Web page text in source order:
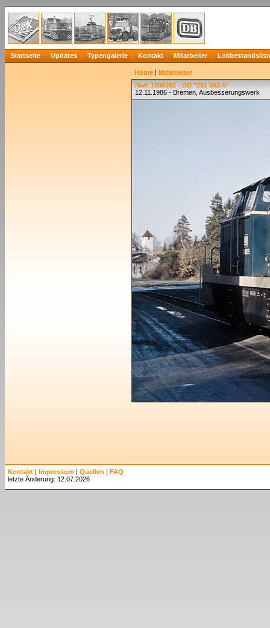
Startseite Updates Typengalerie Kontakt Mitarbeiter
Home | Mitarbeiter
MaK 1000392 - DB "291 902-5"
12.11.1986 - Bremen, Ausbesserungswerk
Kontakt | Impressum | Quellen | FAQ
letzte Änderung: 12.07.2026